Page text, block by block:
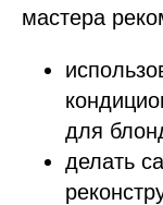
мастера
для
делать